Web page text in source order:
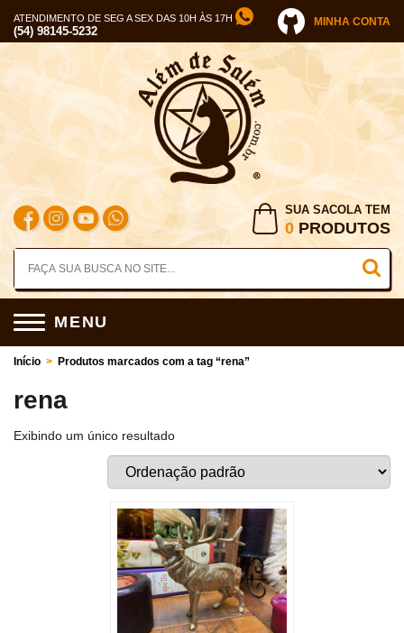
ATENDIMENTO DE SEG A SEX DAS 10H ÀS 17H
(54) 98145-5232
MINHA CONTA
SUA SACOLA TEM
0 PRODUTOS
MENU
Início > Produtos marcados com a tag “rena”
rena
Exibindo um único resultado